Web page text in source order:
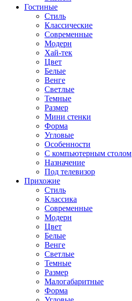
Гостиные
Стиль
Классические
Современные
Модерн
Хай-тек
Цвет
Белые
Венге
Светлые
Темные
Размер
Мини стенки
Форма
Угловые
Особенности
С компьютерным столом
Назначение
Под телевизор
Прихожие
Стиль
Классика
Современные
Модерн
Цвет
Белые
Венге
Светлые
Темные
Размер
Малогабаритные
Форма